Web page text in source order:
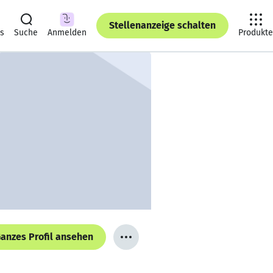
Suche Anmelden
Stellenanzeige schalten
Produkte
Profil ansehen